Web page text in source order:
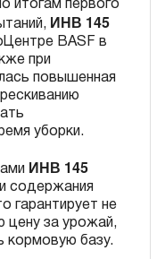
итогам первого
ИНВ 145
BASF в
при
повышенная
уборки.
ИНВ 145
содержания
гарантирует не
цену за урожай,
кормовую базу.